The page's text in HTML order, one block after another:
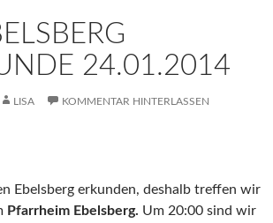
24.01.2014
LISA KOMMENTAR HINTERLASSEN
Ebelsberg erkunden, deshalb treffen wir
Pfarrheim Ebelsberg. Um 20:00 sind wir